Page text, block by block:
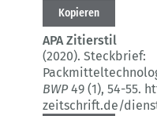
Kopieren
APA Zitierstil
(2020). Steckbrief:
BWP49 (1), 54-55.
zeitschrift.de/